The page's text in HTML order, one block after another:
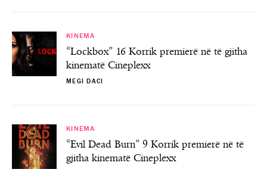
KINEMA
“Lockbox” 16 Korrik premierë në të gjitha
kinematë Cineplexx
MEGI DACI
KINEMA
“Evil Dead Burn” 9 Korrik premierë në të
gjitha kinematë Cineplexx